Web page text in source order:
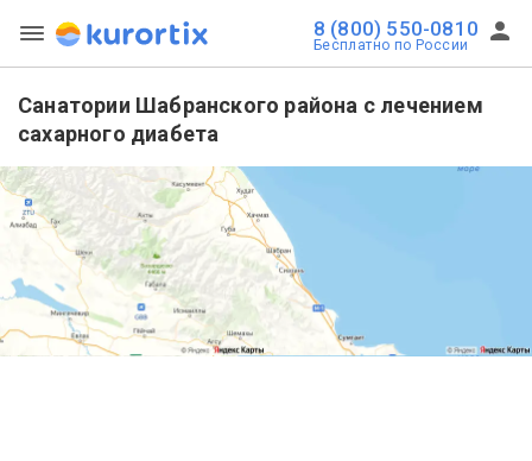
8 (800) 550-0810
Бесплатно по России
Санатории Шабранского района с лечением
сахарного диабета